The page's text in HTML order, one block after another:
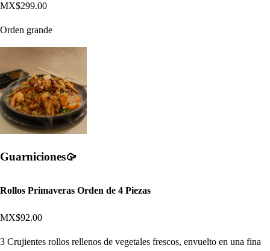
MX$299.00
Orden grande
Guarniciones🥠
Rollos Primaveras Orden de 4 Piezas
MX$92.00
3 Crujientes rollos rellenos de vegetales frescos, envuelto en una fina